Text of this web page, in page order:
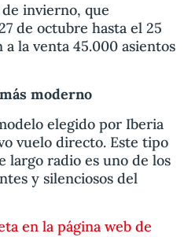
invierno, que
de octubre hasta el 25
la venta 45.000 asientos
moderno
elegido por Iberia
vuelo directo. Este tipo
largo radio es uno de los
y silenciosos del
en la página web de